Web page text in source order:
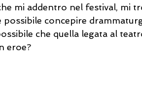
mi addentro nel festival, mi
possibile concepire
che quella legata al
eroe?